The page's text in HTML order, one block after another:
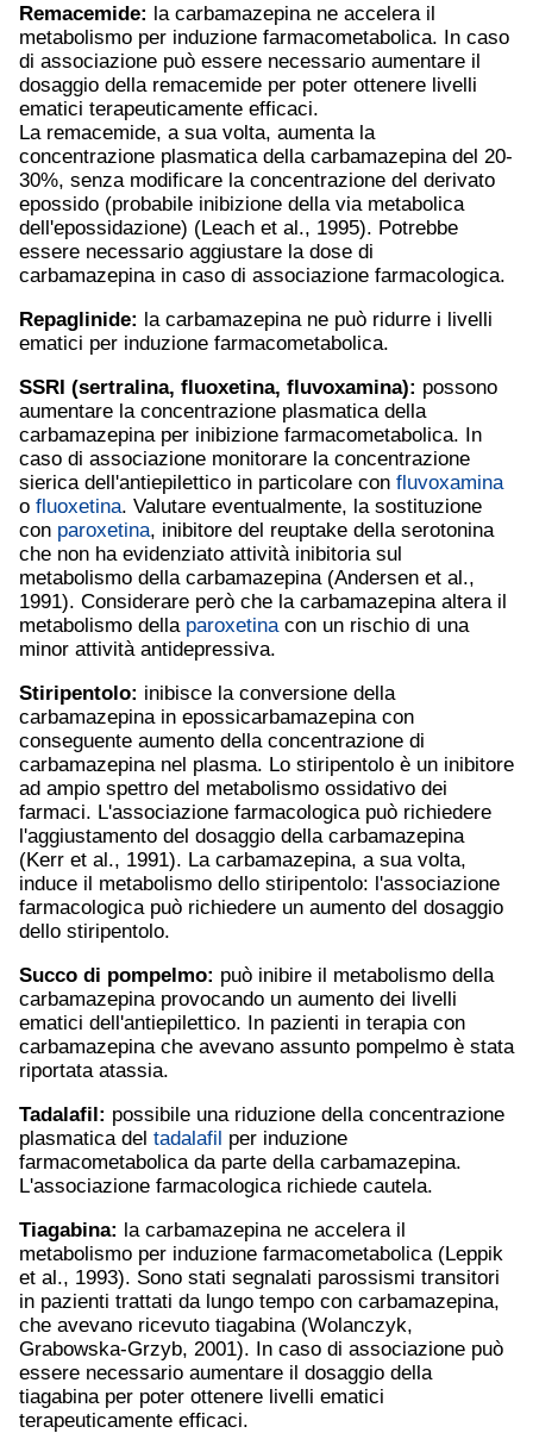
Remacemide: la carbamazepina ne accelera il
metabolismo per induzione farmacometabolica. In caso
di associazione può essere necessario aumentare il
dosaggio della remacemide per poter ottenere livelli
ematici terapeuticamente efficaci.
La remacemide, a sua volta, aumenta la
concentrazione plasmatica della carbamazepina del 20-
30%, senza modificare la concentrazione del derivato
epossido (probabile inibizione della via metabolica
dell'epossidazione) (Leach et al., 1995). Potrebbe
essere necessario aggiustare la dose di
carbamazepina in caso di associazione farmacologica.
Repaglinide: la carbamazepina ne può ridurre i livelli
ematici per induzione farmacometabolica.
SSRI (sertralina, fluoxetina, fluvoxamina): possono
aumentare la concentrazione plasmatica della
carbamazepina per inibizione farmacometabolica. In
caso di associazione monitorare la concentrazione
sierica dell'antiepilettico in particolare con fluvoxamina
o fluoxetina. Valutare eventualmente, la sostituzione
con paroxetina, inibitore del reuptake della serotonina
che non ha evidenziato attività inibitoria sul
metabolismo della carbamazepina (Andersen et al.,
1991). Considerare però che la carbamazepina altera il
metabolismo della paroxetinacon un rischio di una
minor attività antidepressiva.
Stiripentolo: inibisce la conversione della
carbamazepina in epossicarbamazepina con
conseguente aumento della concentrazione di
carbamazepina nel plasma. Lo stiripentolo è un inibitore
ad ampio spettro del metabolismo ossidativo dei
farmaci. L'associazione farmacologica può richiedere
l'aggiustamento del dosaggio della carbamazepina
(Kerr et al., 1991). La carbamazepina, a sua volta,
induce il metabolismo dello stiripentolo: l'associazione
farmacologica può richiedere un aumento del dosaggio
dello stiripentolo.
Succo di pompelmo: può inibire il metabolismo della
carbamazepina provocando un aumento dei livelli
ematici dell'antiepilettico. In pazienti in terapia con
carbamazepina che avevano assunto pompelmo è stata
riportata atassia.
Tadalafil: possibile una riduzione della concentrazione
plasmatica del tadalafil per induzione
farmacometabolica da parte della carbamazepina.
L'associazione farmacologica richiede cautela.
Tiagabina: la carbamazepina ne accelera il
metabolismo per induzione farmacometabolica (Leppik
et al., 1993). Sono stati segnalati parossismi transitori
in pazienti trattati da lungo tempo con carbamazepina,
che avevano ricevuto tiagabina (Wolanczyk,
Grabowska-Grzyb, 2001). In caso di associazione può
essere necessario aumentare il dosaggio della
tiagabina per poter ottenere livelli ematici
terapeuticamente efficaci.